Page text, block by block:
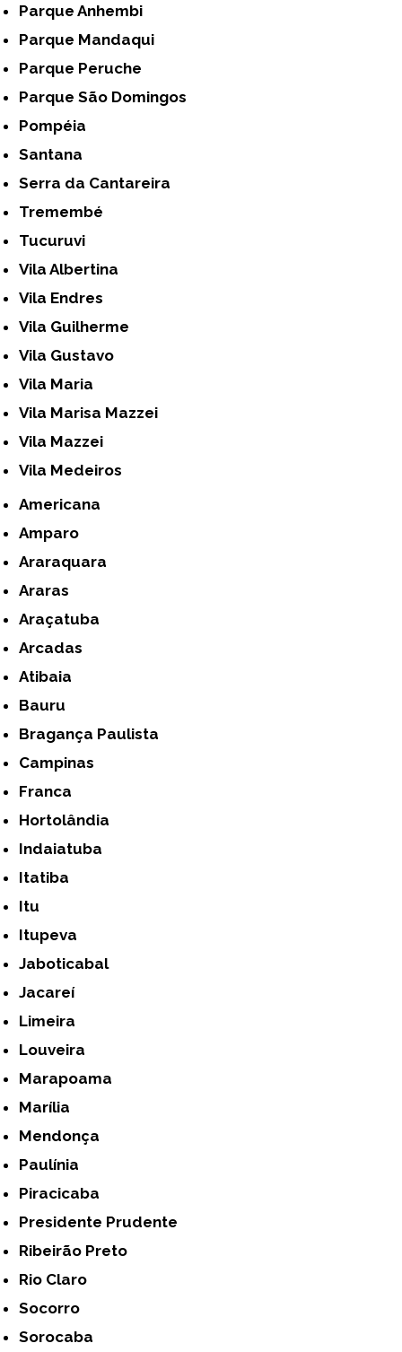
Parque Anhembi
Parque Mandaqui
Parque Peruche
Parque São Domingos
Pompéia
Santana
Serra da Cantareira
Tremembé
Tucuruvi
Vila Albertina
Vila Endres
Vila Guilherme
Vila Gustavo
Vila Maria
Vila Marisa Mazzei
Vila Mazzei
Vila Medeiros
Americana
Amparo
Araraquara
Araras
Araçatuba
Arcadas
Atibaia
Bauru
Bragança Paulista
Campinas
Franca
Hortolândia
Indaiatuba
Itatiba
Itu
Itupeva
Jaboticabal
Jacareí
Limeira
Louveira
Marapoama
Marília
Mendonça
Paulínia
Piracicaba
Presidente Prudente
Ribeirão Preto
Rio Claro
Socorro
Sorocaba